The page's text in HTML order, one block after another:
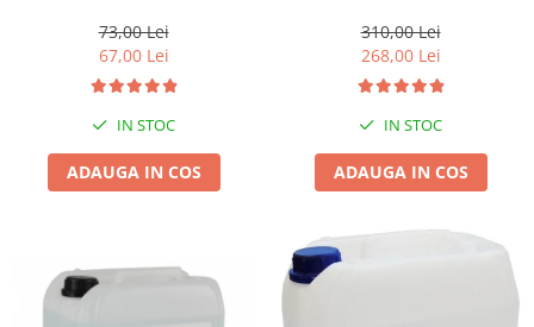
Genti bagaje moto
Suporti si placi prindere
73,00 Lei
67,00 Lei
IN STOC
ADAUGA IN COS
310,00 Lei
268,00 Lei
IN STOC
ADAUGA IN COS